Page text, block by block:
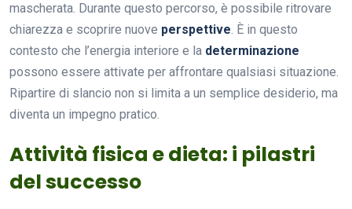
mascherata. Durante questo percorso, è possibile ritrovare
chiarezza e scoprire nuove perspettive. È in questo
contesto che l’energia interiore e la determinazione
possono essere attivate per affrontare qualsiasi situazione.
Ripartire di slancio non si limita a un semplice desiderio, ma
diventa un impegno pratico.
Attività fisica e dieta: i pilastri
del successo